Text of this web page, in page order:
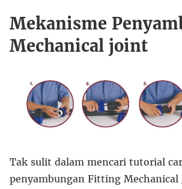
Mekanisme
Mechanical joint
Tak sulit dalam mencari tutorial
penyambungan Fitting Mechanical